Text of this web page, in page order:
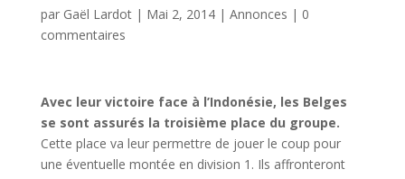
par Gaël Lardot| Mai 2, 2014| Annonces | 0
commentaires
Avec leur victoire face à l’Indonésie, les Belges
se sont assurés la troisième place du groupe.
Cette place va leur permettre de jouer le coup pour
une éventuelle montée en division 1. Ils affronteront